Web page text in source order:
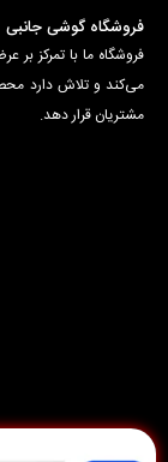
فروشگاه گوشی جانبی
فروشگاه ما با تمرکز بر
می‌کند و تلاش دارد
مشتریان قرار دهد.